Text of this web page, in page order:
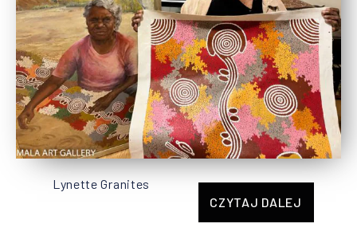
Lynette Granites
CZYTAJ DALEJ